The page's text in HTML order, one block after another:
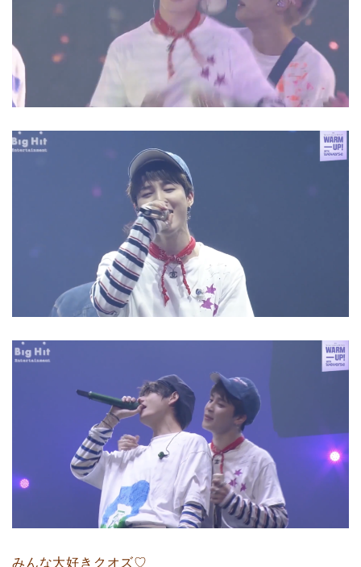
みんな大好きクオズ♡